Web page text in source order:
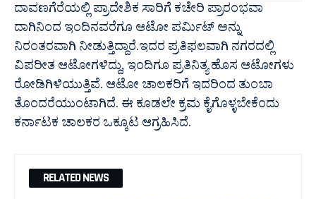
ದಾವಣಗೆರೆಯಲ್ಲಿ ಪ್ರಾದೇಶಿಕ ಸಾರಿಗೆ ಕಚೇರಿ ಪ್ರಾರಂಭವಾ
ದಾಗಿನಿಂದ ಇಂದಿನವರೆಗೂ ಆಟೋ ಪರ್ಮಿಟ್ ಅನ್ನು
ನಿರಂತರವಾಗಿ ನೀಡುತ್ತಿದ್ದಾರೆ.ಇದರ ಪ್ರತಿಫಲವಾಗಿ ನಗರದಲ್ಲಿ
ವಿಪರೀತ ಆಟೋಗಳಿದ್ದು, ಇಂದಿಗೂ ಪ್ರತಿನಿತ್ಯ ಹೊಸ ಆಟೋಗಳು
ರೋಡಿಗಿಳಿಯುತ್ತಿವೆ. ಆಟೋ ಚಾಲಕರಿಗೆ ಇದರಿಂದ ತುಂಬಾ
ತೊಂದರೆಯುಂಟಾಗಿದೆ. ಈ ಕೂಡಲೇ ಕ್ರಮ ಕೈಗೊಳ್ಳಬೇಕೆಂದು
ಕರ್ನಾಟಕ ಚಾಲಕರ ಒಕ್ಕೂಟ ಆಗ್ರಹಿಸಿದೆ.
RELATED NEWS